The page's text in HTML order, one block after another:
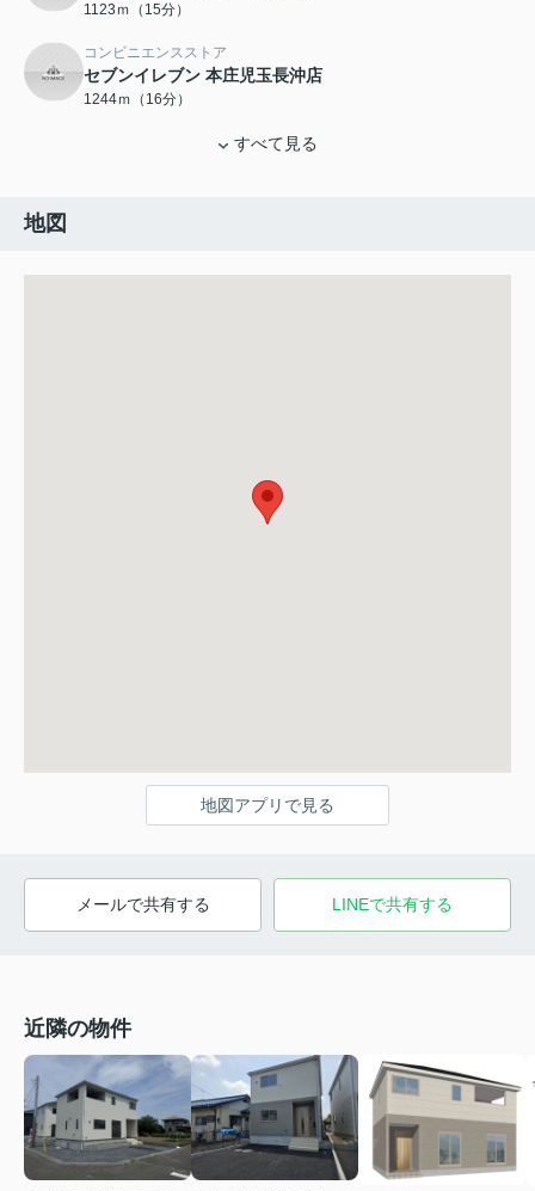
1123ｍ（15分）
コンビニエンスストア
セブンイレブン 本庄児玉長沖店
1244ｍ（16分）
すべて見る
地図
地図アプリで見る
メールで共有する LINEで共有する
近隣の物件